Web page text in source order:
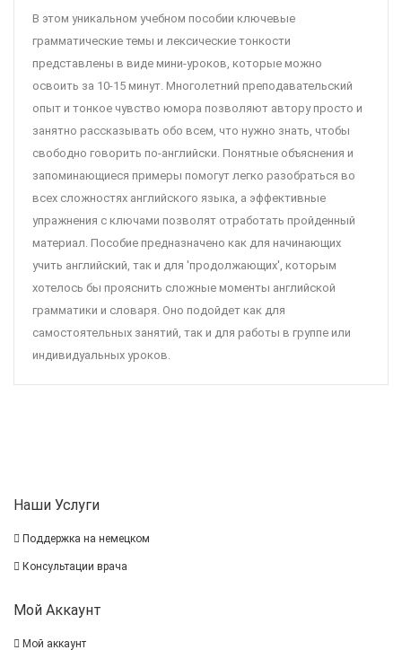
В этом уникальном учебном пособии ключевые
грамматические темы и лексические тонкости
представлены в виде мини-уроков, которые можно
освоить за 10-15 минут. Многолетний преподавательский
опыт и тонкое чувство юмора позволяют автору просто и
занятно рассказывать обо всем, что нужно знать, чтобы
свободно говорить по-английски. Понятные объяснения и
запоминающиеся примеры помогут легко разобраться во
всех сложностях английского языка, а эффективные
упражнения с ключами позволят отработать пройденный
материал. Пособие предназначено как для начинающих
учить английский, так и для 'продолжающих', которым
хотелось бы прояснить сложные моменты английской
грамматики и словаря. Оно подойдет как для
самостоятельных занятий, так и для работы в группе или
индивидуальных уроков.
Наши Услуги
Поддержка на немецком
Консультации врача
Мой Аккаунт
Мой аккаунт